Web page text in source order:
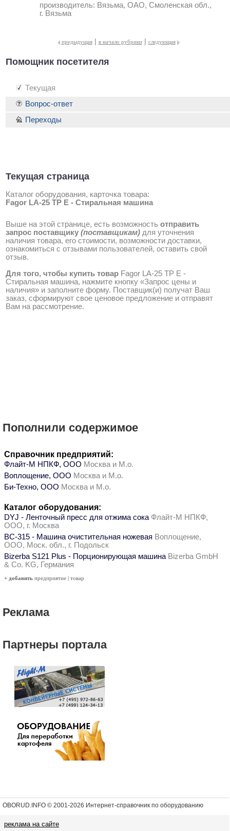
производитель: Вязьма, ОАО, Смоленская обл.,
г. Вязьма
предыдущая | в начало рубрики | следующая
Помощник посетителя
Текущая
Текущая страница
Каталог оборудования, карточка товара:
Fagor LA-25 TP E - Стиральная машина
Выше на этой странице, есть возможность отправить
запрос поставщику (поставщикам) для уточнения
наличия товара, его стоимости, возможности доставки,
ознакомиться с отзывами пользователей, оставить свой
отзыв.
Для того, чтобы купить товар Fagor LA-25 TP E -
Стиральная машина, нажмите кнопку «Запрос цены и
наличия» и заполните форму. Поставщик(и) получат Ваш
заказ, сформируют свое ценовое предложение и отправят
Вам на рассмотрение.
Вопрос-ответ
Переходы
Пополнили содержимое
Справочник предприятий:
Флайт-М НПКФ, ООО Москва и М.о.
Воплощение, ООО Москва и М.о.
Би-Техно, ООО Москва и М.о.
Каталог оборудования:
DYJ - Ленточный пресс для отжима сока Флайт-М НПКФ,
ООО, г. Москва
ВС-315 - Машина очистительная ножевая Воплощение,
ООО, Моск. обл., г. Подольск
Bizerba S121 Plus - Порционирующая машина Bizerba GmbH
& Co. KG, Германия
+ добавить предприятие | товар
Реклама
Партнеры портала
OBORUD.INFO © 2001-2026 Интернет-справочник по оборудованию
реклама на сайте